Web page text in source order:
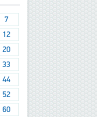
7
12
20
33
44
52
60